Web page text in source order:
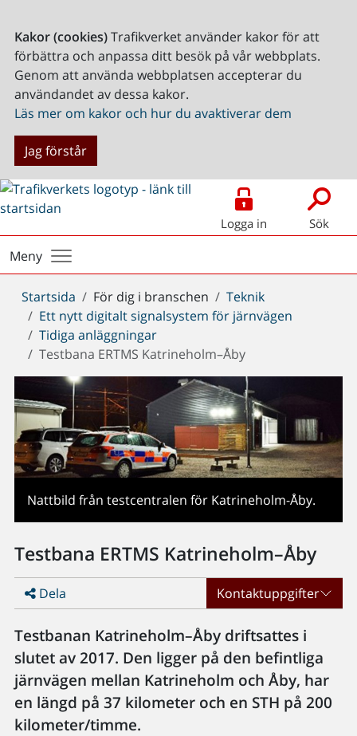
Kakor (cookies)Trafikverket använder kakor för att
förbättra och anpassa ditt besök på vår webbplats.
Genom att använda webbplatsen accepterar du
användandet av dessa kakor.
Läs mer om kakor och hur du avaktiverar dem
Jag förstår
Logga in Sök
Meny
Du
är
här:
Startsida För dig i branschen
Teknik
Ett nytt digitalt signalsystem för järnvägen
Tidiga anläggningar
Testbana ERTMS Katrineholm–Åby
Nattbild från testcentralen för Katrineholm-Åby.
Testbana ERTMS Katrineholm–Åby
Dela Kontaktuppgifter
Testbanan Katrineholm–Åby driftsattes i
slutet av 2017. Den ligger på den befintliga
järnvägen mellan Katrineholm och Åby, har
en längd på 37 kilometer och en STH på 200
kilometer/timme.